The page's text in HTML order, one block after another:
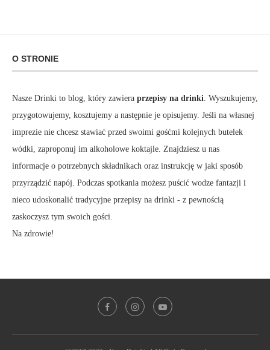
O STRONIE
Nasze Drinki to blog, który zawiera przepisy na drinki . Wyszukujemy,
przygotowujemy, kosztujemy a następnie je opisujemy. Jeśli na własnej
imprezie nie chcesz stawiać przed swoimi gośćmi kolejnych butelek
wódki, zaproponuj im alkoholowe koktajle. Znajdziesz u nas
informacje o potrzebnych składnikach oraz instrukcję w jaki sposób
przyrządzić napój. Podczas spotkania możesz puścić wodze fantazji i
nieco udoskonalić tradycyjne przepisy na drinki - z pewnością
zaskoczysz tym swoich gości.
Na zdrowie!